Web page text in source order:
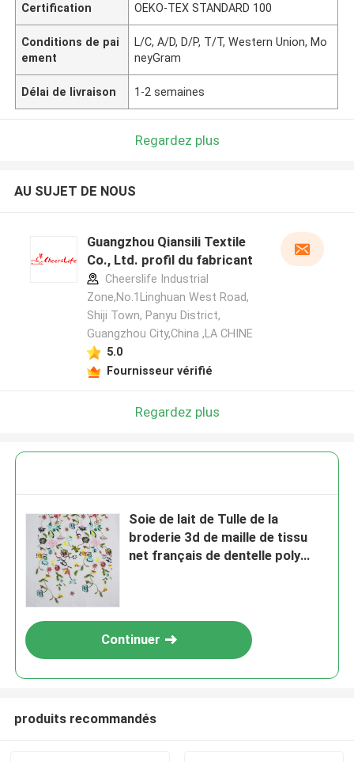
Certification OEKO-TEX STANDARD 100
Conditions de pai
ement
L/C, A/D, D/P, T/T, Western Union, Mo
neyGram
Délai de livraison 1-2 semaines
Regardez plus
AU SUJET DE NOUS
Guangzhou Qiansili Textile
Co., Ltd. profil du fabricant
Cheerslife Industrial
Zone,No.1Linghuan West Road,
Shiji Town, Panyu District,
Guangzhou City,China ,LA CHINE
5.0
Fournisseur vérifié
Regardez plus
Soie de lait de Tulle de la
broderie 3d de maille de tissu
net français de dentelle poly
Continuer
produits recommandés